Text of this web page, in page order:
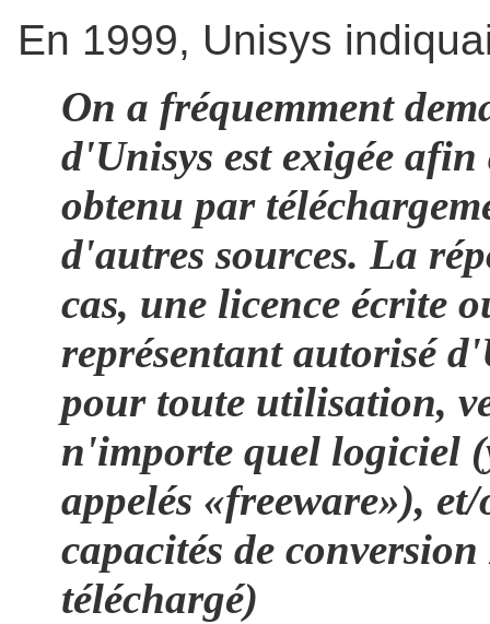
En 1999, Unisys
On a fréquemment
d'Unisys est exigée
obtenu par
d'autres sources. La
cas, une licence écrite
représentant autorisé
pour toute utilisation,
n'importe quel logiciel
appelés «freeware»),
capacités de
téléchargé)